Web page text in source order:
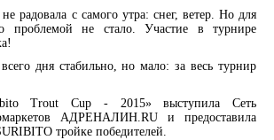
радовала с самого утра: снег, ветер. Но для
проблемой не стало. Участие в турнире
дня стабильно, но мало: за весь турнир
Trout Cup - 2015» выступила Сеть
АДРЕНАЛИН.RU и предоставила
тройке победителей.